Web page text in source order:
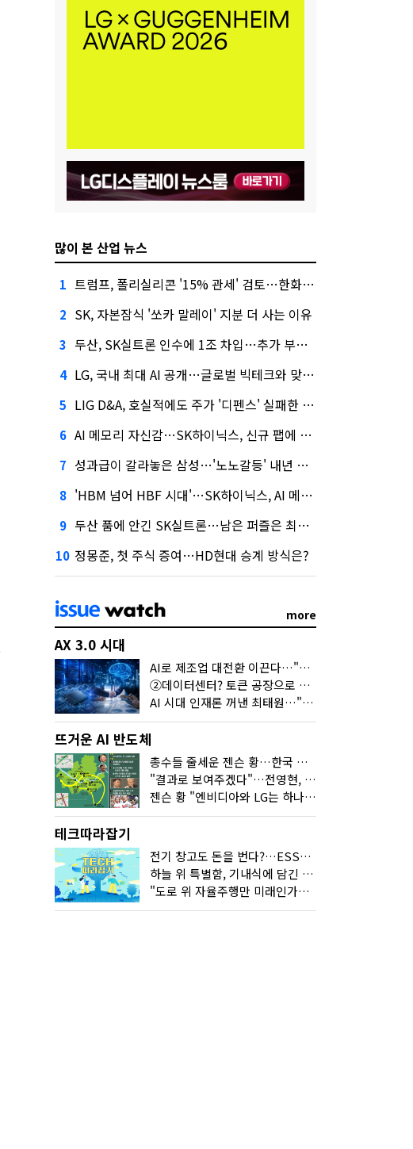
많이 본 산업 뉴스
1 트럼프, 폴리실리콘 '15% 관세' 검토…한화큐셀·OCI 영향은?
2 SK, 자본잠식 '쏘카 말레이' 지분 더 사는 이유
3 두산, SK실트론 인수에 1조 차입…추가 부담은?
4 LG, 국내 최대 AI 공개…글로벌 빅테크와 맞붙는다
5 LIG D&A, 호실적에도 주가 '디펜스' 실패한 이유
6 AI 메모리 자신감…SK하이닉스, 신규 팹에 54조 투자
7 성과급이 갈라놓은 삼성…'노노갈등' 내년 교섭 판 흔들까
8 'HBM 넘어 HBF 시대'…SK하이닉스, AI 메모리 표준 선점 나섰다
9 두산 품에 안긴 SK실트론…남은 퍼즐은 최태원 지분 29.4%
10 정몽준, 첫 주식 증여…HD현대 승계 방식은?
more
AX 3.0 시대
AI로 제조업 대전환 이끈다…"2030년까지 민관합동 20조 투자"
②데이터센터? 토큰 공장으로 변신
AI 시대 인재론 꺼낸 최태원…"협업이 경쟁력"
뜨거운 AI 반도체
총수들 줄세운 젠슨 황…한국 산업계 새판 짰다
"결과로 보여주겠다"…전영현, 젠슨 황과 HBM5 논의
젠슨 황 "엔비디아와 LG는 하나의 거대한 팀"
테크따라잡기
전기 창고도 돈을 번다?…ESS의 '두뇌' EMO가 뭐길래
하늘 위 특별함, 기내식에 담긴 기술의 세계
"도로 위 자율주행만 미래인가요"…진흙탕서 길 내는 HD현대 AI 기술